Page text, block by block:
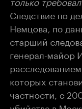
Следствие по
Немцова, по
старший
генерал-майор
которых
частности, с